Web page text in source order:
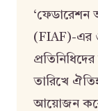
‘ফেডারেশন
(FIAF)-এর
তারিখে
আয়োজন